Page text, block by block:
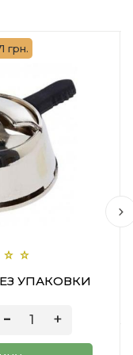
грн.
УПАКОВКИ